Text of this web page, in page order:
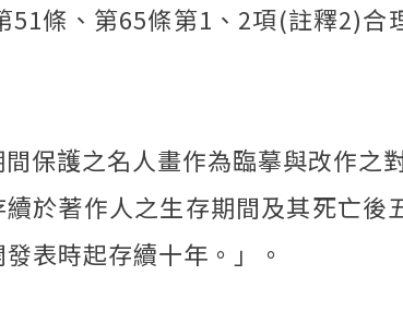
條、第65條第1、2項(註釋2)合
保護之名人畫作為臨摹與改作之
於著作人之生存期間及其死亡後
表時起存續十年。」。